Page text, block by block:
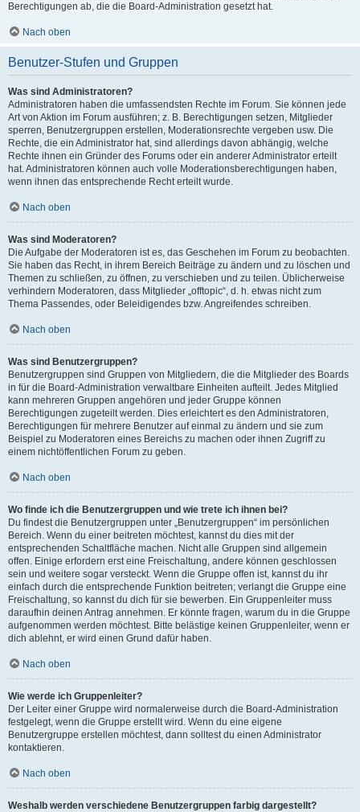
Berechtigungen ab, die die Board-Administration gesetzt hat.
Nach oben
Benutzer-Stufen und Gruppen
Was sind Administratoren?
Administratoren haben die umfassendsten Rechte im Forum. Sie können jede
Art von Aktion im Forum ausführen; z. B. Berechtigungen setzen, Mitglieder
sperren, Benutzergruppen erstellen, Moderationsrechte vergeben usw. Die
Rechte, die ein Administrator hat, sind allerdings davon abhängig, welche
Rechte ihnen ein Gründer des Forums oder ein anderer Administrator erteilt
hat. Administratoren können auch volle Moderationsberechtigungen haben,
wenn ihnen das entsprechende Recht erteilt wurde.
Nach oben
Was sind Moderatoren?
Die Aufgabe der Moderatoren ist es, das Geschehen im Forum zu beobachten.
Sie haben das Recht, in ihrem Bereich Beiträge zu ändern und zu löschen und
Themen zu schließen, zu öffnen, zu verschieben und zu teilen. Üblicherweise
verhindern Moderatoren, dass Mitglieder „offtopic“, d. h. etwas nicht zum
Thema Passendes, oder Beleidigendes bzw. Angreifendes schreiben.
Nach oben
Was sind Benutzergruppen?
Benutzergruppen sind Gruppen von Mitgliedern, die die Mitglieder des Boards
in für die Board-Administration verwaltbare Einheiten aufteilt. Jedes Mitglied
kann mehreren Gruppen angehören und jeder Gruppe können
Berechtigungen zugeteilt werden. Dies erleichtert es den Administratoren,
Berechtigungen für mehrere Benutzer auf einmal zu ändern und sie zum
Beispiel zu Moderatoren eines Bereichs zu machen oder ihnen Zugriff zu
einem nichtöffentlichen Forum zu geben.
Nach oben
Wo finde ich die Benutzergruppen und wie trete ich ihnen bei?
Du findest die Benutzergruppen unter „Benutzergruppen“ im persönlichen
Bereich. Wenn du einer beitreten möchtest, kannst du dies mit der
entsprechenden Schaltfläche machen. Nicht alle Gruppen sind allgemein
offen. Einige erfordern erst eine Freischaltung, andere können geschlossen
sein und weitere sogar versteckt. Wenn die Gruppe offen ist, kannst du ihr
einfach durch die entsprechende Funktion beitreten; verlangt die Gruppe eine
Freischaltung, so kannst du dich für sie bewerben. Ein Gruppenleiter muss
daraufhin deinen Antrag annehmen. Er könnte fragen, warum du in die Gruppe
aufgenommen werden möchtest. Bitte belästige keinen Gruppenleiter, wenn er
dich ablehnt, er wird einen Grund dafür haben.
Nach oben
Wie werde ich Gruppenleiter?
Der Leiter einer Gruppe wird normalerweise durch die Board-Administration
festgelegt, wenn die Gruppe erstellt wird. Wenn du eine eigene
Benutzergruppe erstellen möchtest, dann solltest du einen Administrator
kontaktieren.
Nach oben
Weshalb werden verschiedene Benutzergruppen farbig dargestellt?